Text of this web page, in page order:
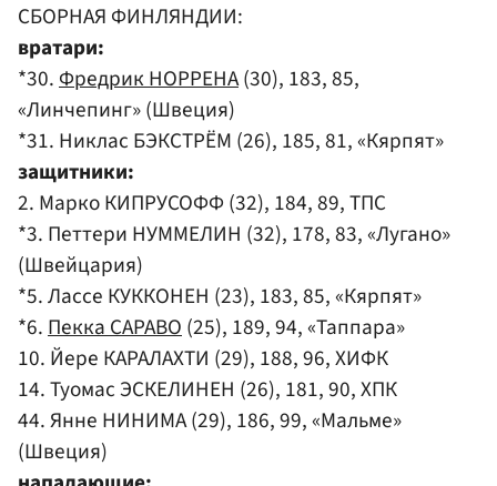
СБОРНАЯ ФИНЛЯНДИИ:
вратари:
*30.Фредрик НОРРЕНА(30), 183, 85,
«Линчепинг» (Швеция)
*31. Никлас БЭКСТРЁМ (26), 185, 81, «Кярпят»
защитники:
2. Марко КИПРУСОФФ (32), 184, 89, ТПС
*3. Петтери НУММЕЛИН (32), 178, 83, «Лугано»
(Швейцария)
*5. Лассе КУККОНЕН (23), 183, 85, «Кярпят»
*6.Пекка САРАВО(25), 189, 94, «Таппара»
10. Йере КАРАЛАХТИ (29), 188, 96, ХИФК
14. Туомас ЭСКЕЛИНЕН (26), 181, 90, ХПК
44. Янне НИНИМА (29), 186, 99, «Мальме»
(Швеция)